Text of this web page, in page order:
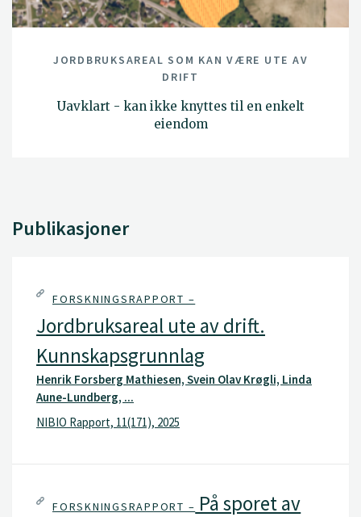
JORDBRUKSAREAL SOM KAN VÆRE UTE AV
DRIFT
Uavklart - kan ikke knyttes til en enkelt
eiendom
Publikasjoner
FORSKNINGSRAPPORT –
Jordbruksareal ute av drift.
Kunnskapsgrunnlag
Henrik Forsberg Mathiesen, Svein Olav Krøgli, Linda
Aune-Lundberg, ...
NIBIO Rapport, 11(171), 2025
FORSKNINGSRAPPORT – På sporet av